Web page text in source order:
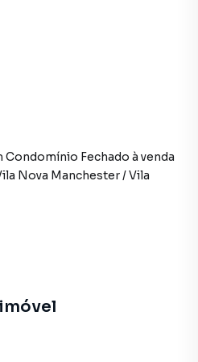
Condomínio Fechado à venda
Nova Manchester / Vila
sacada), todos com móveis